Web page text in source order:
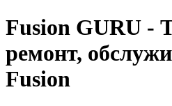
Fusion GURU -
ремонт,
Fusion